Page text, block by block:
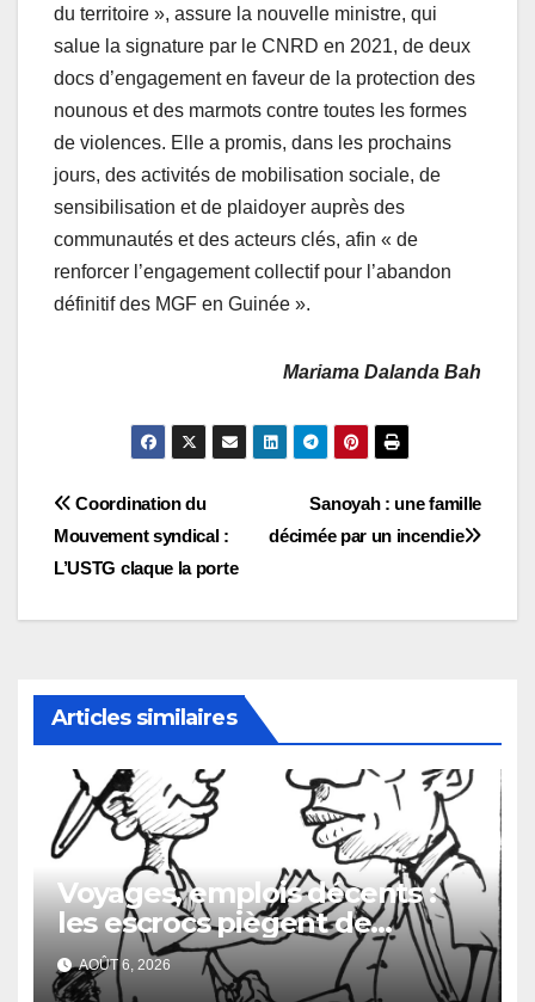
du territoire », assure la nouvelle ministre, qui
salue la signature par le CNRD en 2021, de deux
docs d’engagement en faveur de la protection des
nounous et des marmots contre toutes les formes
de violences. Elle a promis, dans les prochains
jours, des activités de mobilisation sociale, de
sensibilisation et de plaidoyer auprès des
communautés et des acteurs clés, afin « de
renforcer l’engagement collectif pour l’abandon
définitif des MGF en Guinée ».
Mariama Dalanda Bah
Navigation
de
l’article
Sanoyah : une famille
décimée par un incendie
Coordination du
Mouvement syndical :
L’USTG claque la porte
Articles similaires
Voyages, emplois décents :
les escrocs piègent de
nombreux jeunes
AOÛT 6, 2026